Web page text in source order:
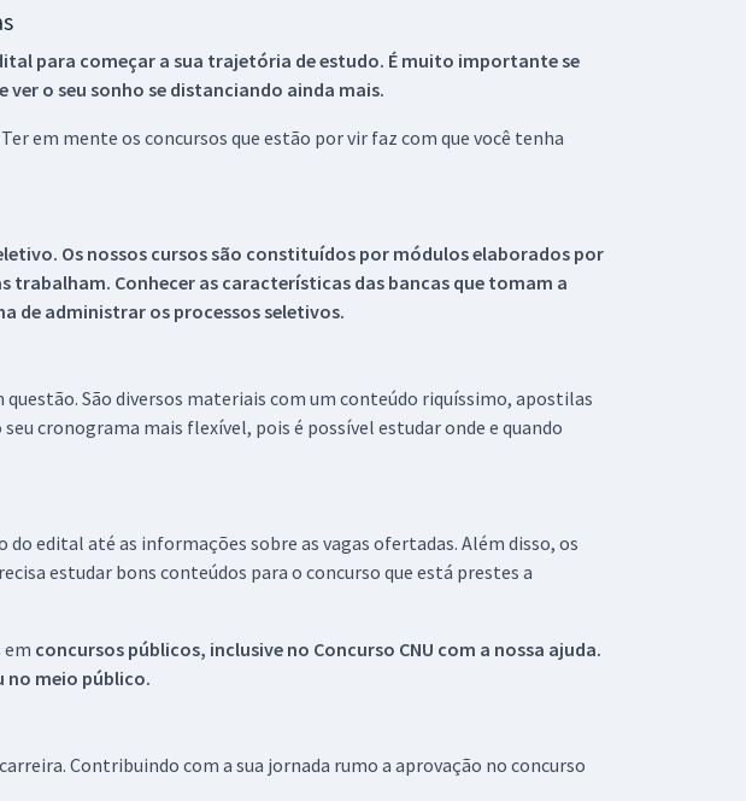
para começar a sua trajetória de estudo. É muito importante se
o seu sonho se distanciando ainda mais.
em mente os concursos que estão por vir faz com que você tenha
Os nossos cursos são constituídos por módulos elaborados por
Conhecer as características das bancas que tomam a
de administrar os processos seletivos.
São diversos materiais com um conteúdo riquíssimo, apostilas
cronograma mais flexível, pois é possível estudar onde e quando
do edital até as informações sobre as vagas ofertadas. Além disso, os
estudar bons conteúdos para o concurso que está prestes a
em concursos públicos, inclusive no Concurso CNU com a nossa ajuda.
no meio público.
Contribuindo com a sua jornada rumo a aprovação no concurso